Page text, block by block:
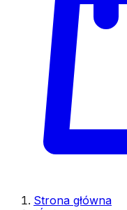
Strona główna